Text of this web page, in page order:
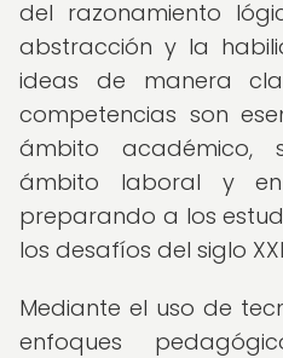
del razonamiento
abstracción y la
ideas de manera
competencias son
ámbito académico,
ámbito laboral y
preparando a los
los desafíos del siglo
Mediante el uso de
enfoques